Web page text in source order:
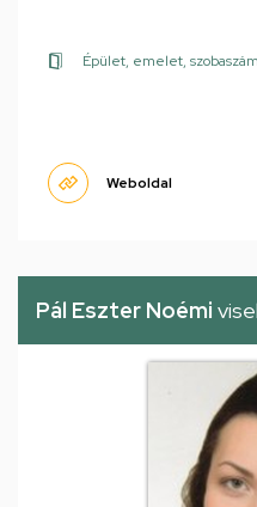
Épület, emelet, szobaszám
Weboldal
Pál Eszter Noémi